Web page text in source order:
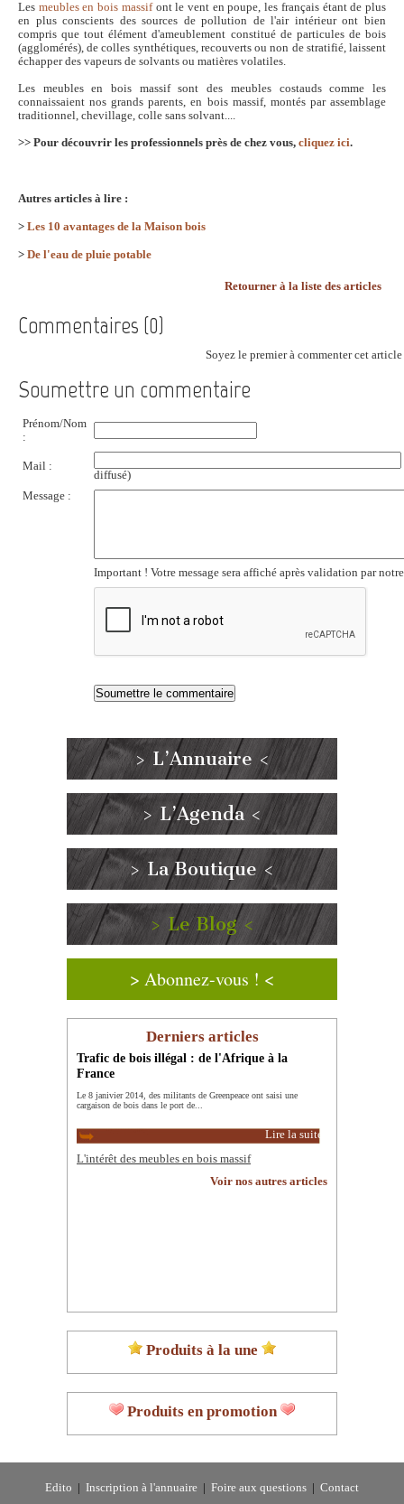
Les meubles en bois massifont le vent en poupe, les français étant de plus
en plus conscients des sources de pollution de l'air intérieur ont bien
compris que tout élément d'ameublement constitué de particules de bois
(agglomérés), de colles synthétiques, recouverts ou non de stratifié, laissent
échapper des vapeurs de solvants ou matières volatiles.
Les meubles en bois massif sont des meubles costauds comme les
connaissaient nos grands parents, en bois massif, montés par assemblage
traditionnel, chevillage, colle sans solvant....
>> Pour découvrir les professionnels près de chez vous, cliquez ici.
Autres articles à lire :
> Les 10 avantages de la Maison bois
> De l'eau de pluie potable
Retourner à la liste des articles
Commentaires (0)
Soyez le premier à commenter cet article
Soumettre un commentaire
Prénom/Nom
:
Mail :
diffusé)
Message :
Important ! Votre message sera affiché après validation par
> L’Annuaire <
> L’Agenda <
> La Boutique <
> Le Blog <
> Abonnez-vous ! <
Derniers articles
Trafic de bois illégal : de l'Afrique à la
France
Le 8 janivier 2014, des militants de Greenpeace ont saisi une
cargaison de bois dans le port de...
Lire la suite
L'intérêt des meubles en bois massif
Voir nos autres articles
Produits à la une
Produits en promotion
Edito Inscription à l'annuaire Foire aux questions Contact